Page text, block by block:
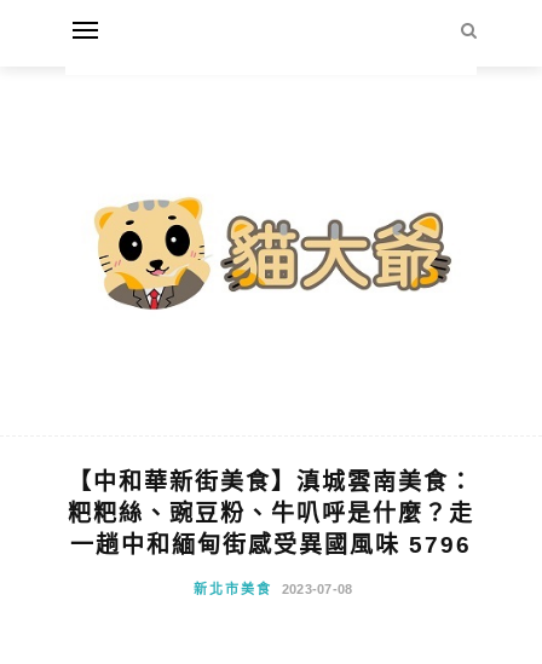
【中和華新街美食】滇城雲南美食：
粑粑絲、豌豆粉、牛叭呼是什麼？走
一趟中和緬甸街感受異國風味 5796
新北市美食 2023-07-08